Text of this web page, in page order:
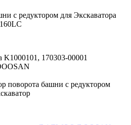
с редуктором для Экскаватора
K1000101, 170303-00001
поворота башни с редуктором